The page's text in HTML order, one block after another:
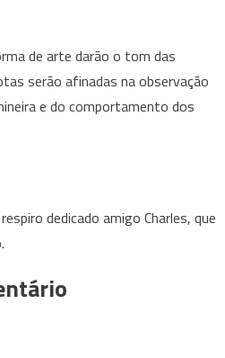
de arte darão o tom das
serão afinadas na observação
e do comportamento dos
dedicado amigo Charles, que